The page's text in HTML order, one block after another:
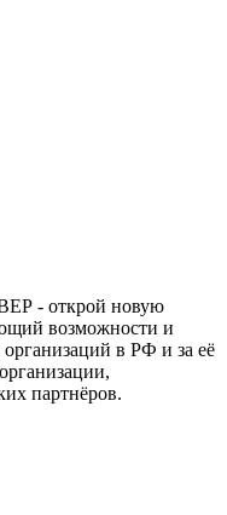
- открой новую
возможности и
в РФ и за её
партнёров.